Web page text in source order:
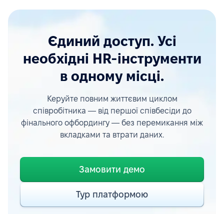
Єдиний доступ. Усі
необхідні HR-інструменти
в одному місці.
Керуйте повним життєвим циклом
співробітника — від першої співбесіди до
фінального офбордингу — без перемикання між
вкладками та втрати даних.
Замовити демо
Тур платформою